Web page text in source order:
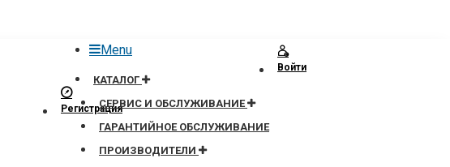
Menu
КАТАЛОГ
СЕРВИС И ОБСЛУЖИВАНИЕ
ГАРАНТИЙНОЕ ОБСЛУЖИВАНИЕ
ПРОИЗВОДИТЕЛИ
Войти
Регистрация